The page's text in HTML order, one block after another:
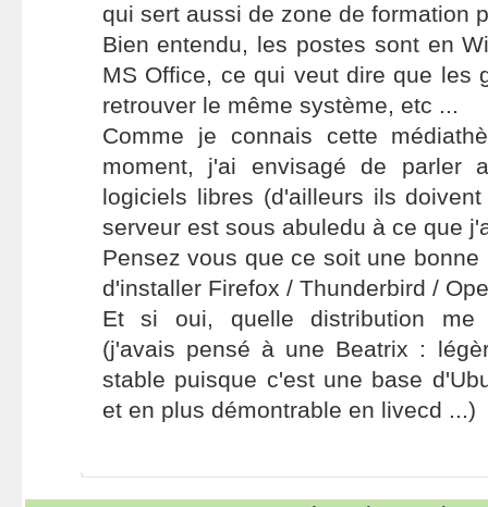
qui sert aussi de zone de formation
Bien entendu, les postes sont en
MS Office, ce qui veut dire que les
retrouver le même système, etc ...
Comme je connais cette
moment, j'ai envisagé de parler
logiciels libres (d'ailleurs ils
serveur est sous abuledu à ce que
Pensez vous que ce soit une
d'installer Firefox / Thunderbird /
Et si oui, quelle distribution me
(j'avais pensé à une Beatrix :
stable puisque c'est une base
et en plus démontrable en livecd ...)